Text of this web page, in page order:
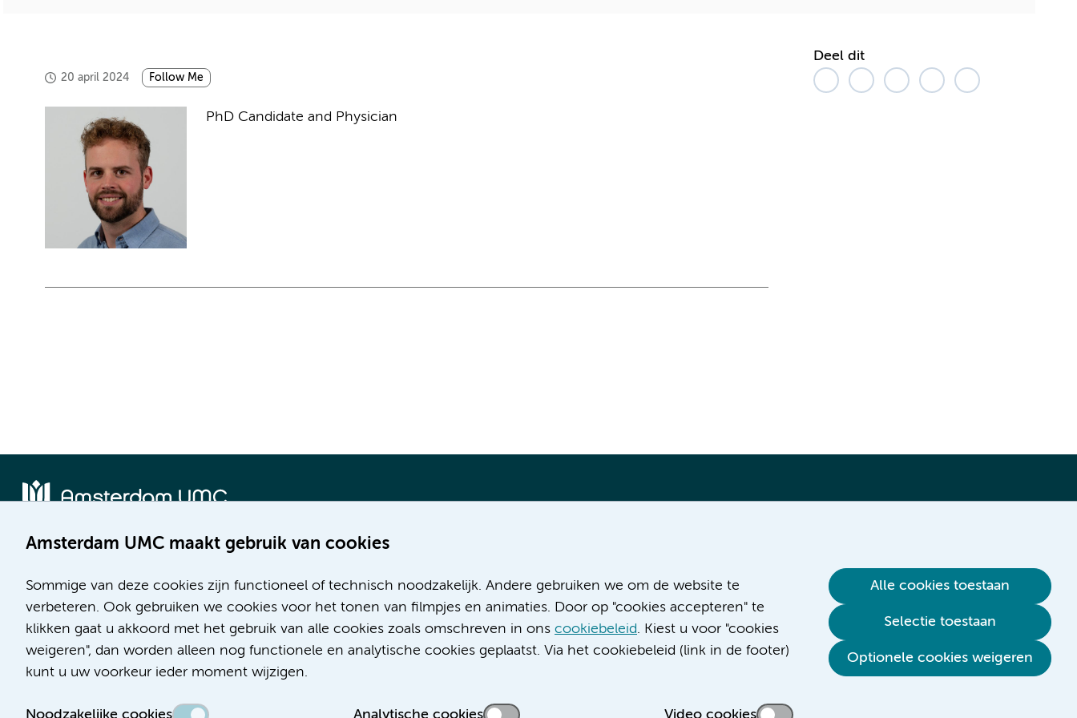
20 april 2024 Follow Me
PhD Candidate and Physician
Deel dit
Amsterdam UMC maakt gebruik van cookies
Sommige van deze cookies zijn functioneel of technisch noodzakelijk. Andere gebruiken we om de website te
verbeteren. Ook gebruiken we cookies voor het tonen van filmpjes en animaties. Door op "cookies accepteren" te
klikken gaat u akkoord met het gebruik van alle cookies zoals omschreven in ons cookiebeleid. Kiest u voor "cookies
weigeren", dan worden alleen nog functionele en analytische cookies geplaatst. Via het cookiebeleid (link in de footer)
kunt u uw voorkeur ieder moment wijzigen.
Noodzakelijke cookies Analytische cookies Video cookies
Alle cookies toestaan
Selectie toestaan
Optionele cookies weigeren
Meibergdreef 9
1105 AZ Amsterdam
Telefoon:
(020) 566 9111
Route en parkeren
De Boelelaan 1117
1081 HV Amsterdam
(020) 444 4444
Route en parkeren
Werken bij Amsterdam UMC
Over Amsterdam UMC
Nieuws
Research